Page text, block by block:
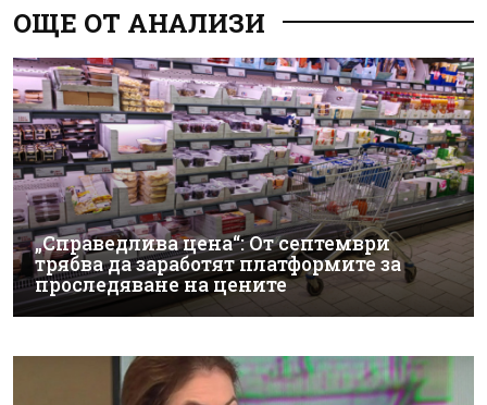
ОЩЕ ОТ АНАЛИЗИ
„Справедлива цена“: От септември
трябва да заработят платформите за
проследяване на цените